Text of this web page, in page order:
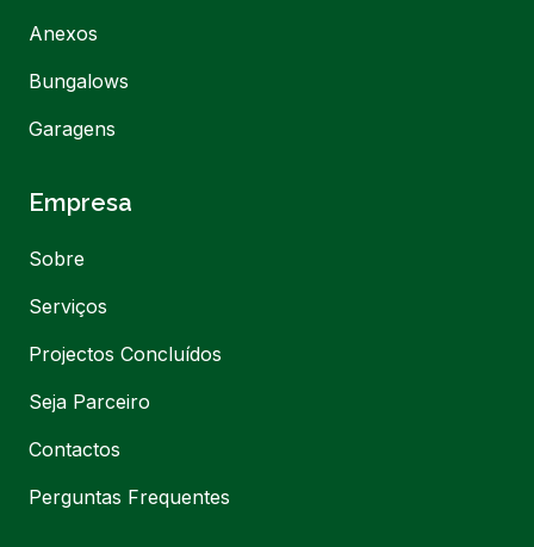
Anexos
Bungalows
Garagens
Empresa
Sobre
Serviços
Projectos Concluídos
Seja Parceiro
Contactos
Perguntas Frequentes